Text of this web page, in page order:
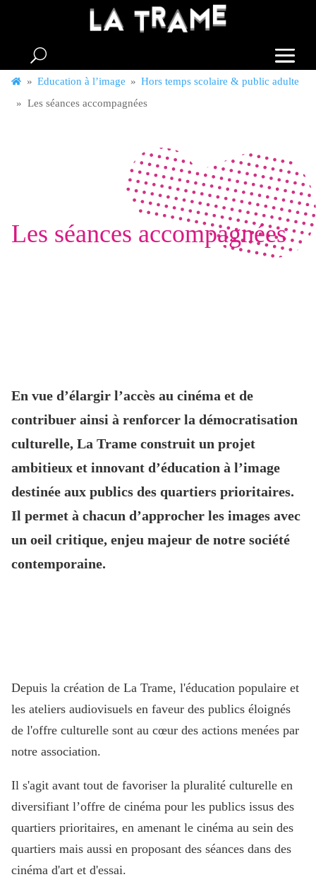
A» Education à l’image » Hors temps scolaire & public adulte
» Les séances accompagnées
Les séances accompagnées
En vue d’élargir l’accès au cinéma et de
contribuer ainsi à renforcer la démocratisation
culturelle, La Trame construit un projet
ambitieux et innovant d’éducation à l’image
destinée aux publics des quartiers prioritaires.
Il permet à chacun d’approcher les images avec
un oeil critique, enjeu majeur de notre société
contemporaine.
Depuis la création de La Trame, l'éducation populaire et
les ateliers audiovisuels en faveur des publics éloignés
de l'offre culturelle sont au cœur des actions menées par
notre association.
Il s'agit avant tout de favoriser la pluralité culturelle en
diversifiant l’offre de cinéma pour les publics issus des
quartiers prioritaires, en amenant le cinéma au sein des
quartiers mais aussi en proposant des séances dans des
cinéma d'art et d'essai.